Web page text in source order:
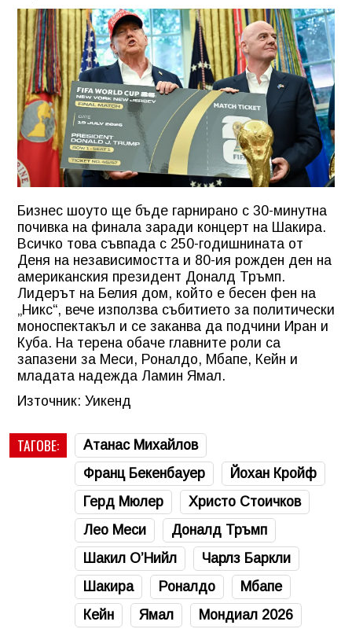
Бизнес шоуто ще бъде гарнирано с 30-минутна
почивка на финала заради концерт на Шакира.
Всичко това съвпада с 250-годишнината от
Деня на независимостта и 80-ия рожден ден на
американския президент Доналд Тръмп.
Лидерът на Белия дом, който е бесен фен на
„Никс“, вече използва събитието за политически
моноспектакъл и се заканва да подчини Иран и
Куба. На терена обаче главните роли са
запазени за Меси, Роналдо, Мбапе, Кейн и
младата надежда Ламин Ямал.
Източник: Уикенд
ТАГОВЕ:
Атанас Михайлов
Франц Бекенбауер
Йохан Кройф
Герд Мюлер
Христо Стоичков
Лео Меси
Доналд Тръмп
Шакил О’Нийл
Чарлз Баркли
Шакира
Роналдо
Мбапе
Кейн
Ямал
Мондиал 2026